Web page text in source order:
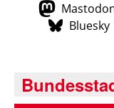
Bluesky